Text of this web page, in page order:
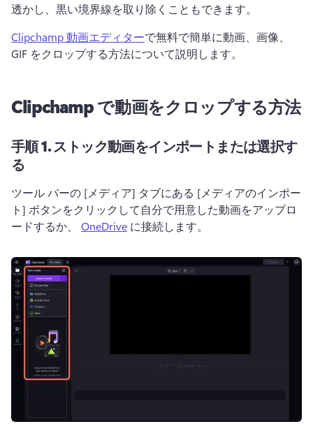
透かし、黒い境界線を取り除くこともできます。
Clipchamp 動画エディターで無料で簡単に動画、画像、
GIF をクロップする方法について説明します。
Clipchamp で動画をクロップする方法
手順 1.ストック動画をインポートまたは選択す
る
ツール バーの [メディア] タブにある [メディアのインポー
ト] ボタンをクリックして自分で用意した動画をアップロ
ードするか、 OneDrive に接続します。